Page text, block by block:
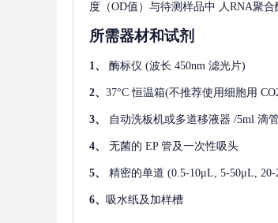
度（OD值）与待测样品中 人RNA聚合
所需器材和试剂
1、 酶标仪 (波长 450nm 滤光片)
2、 37°C 恒温箱(不推荐使用细胞用
3、 自动洗板机或多道移液器 /5ml 滴
4、 无菌的 EP 管及一次性吸头
5、 精密的单道 (0.5-10μL, 5-50μL,
6、 吸水纸及加样槽